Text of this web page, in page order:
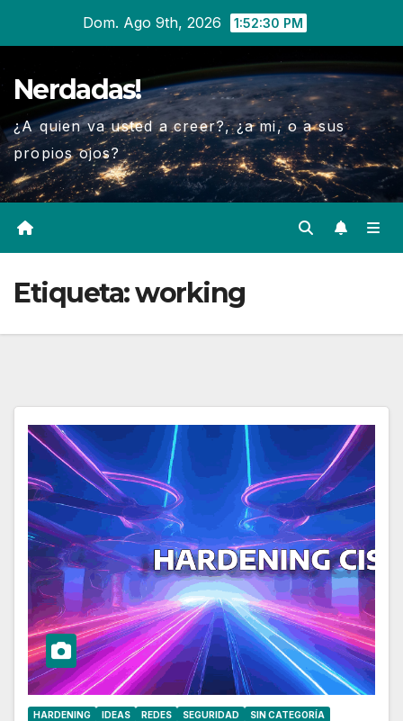
contenido
Dom. Ago 9th, 2026 1:52:30 PM
Nerdadas!
¿A quien va usted a creer?, ¿a mi, o a sus
propios ojos?
Etiqueta:working
HARDENING IDEAS REDES SEGURIDAD
SIN CATEGORÍA